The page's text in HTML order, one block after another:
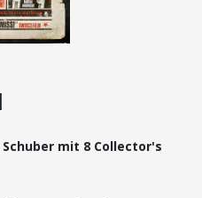
mit 8 Collector's